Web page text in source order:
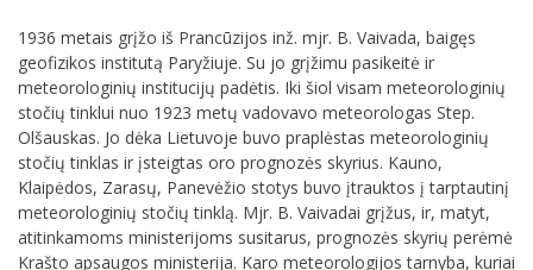
1936 metais grįžo iš Prancūzijos inž. mjr. B. Vaivada, baigęs
geofizikos institutą Paryžiuje. Su jo grįžimu pasikeitė ir
meteorologinių institucijų padėtis. Iki šiol visam meteorologinių
stočių tinklui nuo 1923 metų vadovavo meteorologas Step.
Olšauskas. Jo dėka Lietuvoje buvo praplėstas meteorologinių
stočių tinklas ir įsteigtas oro prognozės skyrius. Kauno,
Klaipėdos, Zarasų, Panevėžio stotys buvo įtrauktos į tarptautinį
meteorologinių stočių tinklą. Mjr. B. Vaivadai grįžus, ir, matyt,
atitinkamoms ministerijoms susitarus, prognozės skyrių perėmė
Krašto apsaugos ministerija. Karo meteorologijos tarnyba, kuriai